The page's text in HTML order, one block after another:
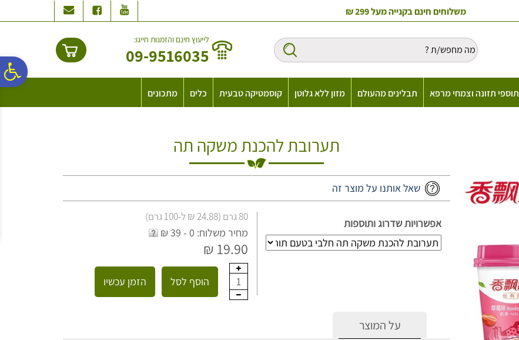
נגישות
אתר
המרכזי
משלוחים חינם בקנייה מעל 299 ₪
לייעוץ חינם והזמנות חייגו:
09-9516035
תוספי תזונה וצמחי מרפא תבלינים מהעולם מזון ללא גלוטן קוסמטיקה טבעית כלים מתכונים
תערובת להכנת משקה תה
שאל אותנו על מוצר זה
אפשרויות שדרוג ותוספות 80 גרם (24.88 ₪ ל-100 גרם)
מחיר משלוח: 0 - 39 ₪
19.90 ₪
1 הוסף לסל הזמן עכשיו
על המוצר